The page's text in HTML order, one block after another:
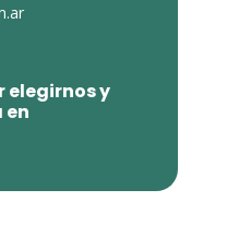
elegirnos y
en